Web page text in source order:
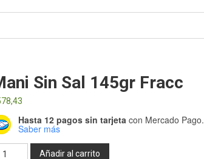
Sin Sal 145gr Fracc
Hasta 12 pagos sin tarjetacon Mercado Pago.
Saber más
Añadir al carrito